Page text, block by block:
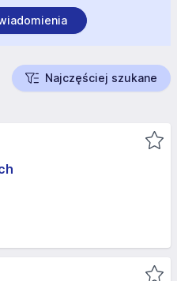
Najczęściej szukane